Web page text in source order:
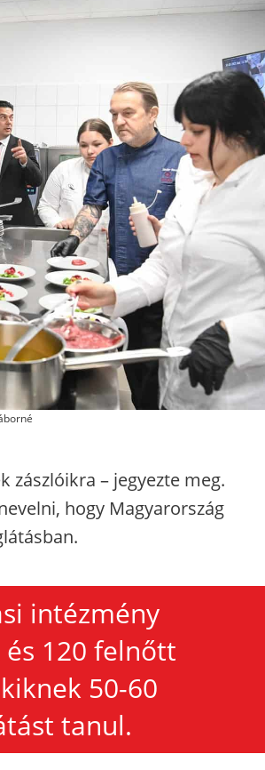
– jegyezte meg.
hogy Magyarország
intézmény
120 felnőtt
50-60
tanul.